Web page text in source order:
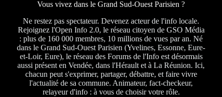
Vous vivez dans le Grand Sud-Ouest Parisien ?
Ne restez pas spectateur. Devenez acteur de l'info locale.
Rejoignez l'Open Info 2.0, le réseau citoyen de GSO Média
: plus de 160 000 membres, 10 millions de vues par an. Né
dans le Grand Sud-Ouest Parisien (Yvelines, Essonne, Eure-
et-Loir, Eure), le réseau des Forums de l'Info est désormais
aussi présent en Vendée, dans l'Hérault et à La Réunion. Ici,
chacun peut s'exprimer, partager, débattre, et faire vivre
l'actualité de sa commune. Animateur, fact-checkeur,
relayeur d'info : à vous de choisir votre rôle.